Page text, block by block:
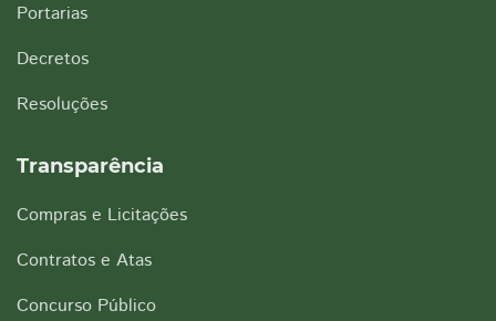
Portarias
Decretos
Resoluções
Transparência
Compras e Licitações
Contratos e Atas
Concurso Público